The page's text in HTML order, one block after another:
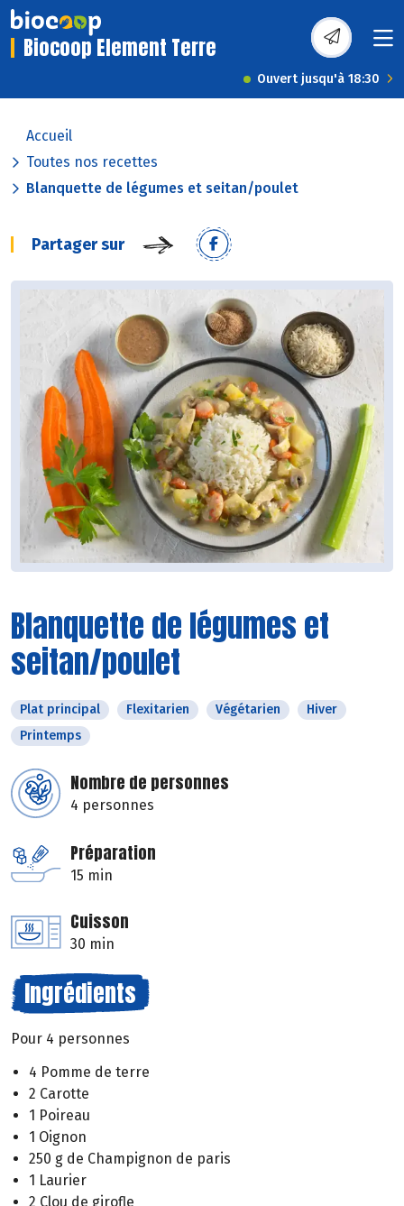
Biocoop Element Terre
Ouvert jusqu'à 18:30
Accueil
Toutes nos recettes
Blanquette de légumes et seitan/poulet
Partager sur
Blanquette de légumes et
seitan/poulet
Plat principal Flexitarien Végétarien
Hiver
Printemps
Nombre de personnes
4 personnes
Préparation
15 min
Cuisson
30 min
Ingrédients
Pour 4 personnes
4 Pomme de terre
2 Carotte
1 Poireau
1 Oignon
250 g de Champignon de paris
1 Laurier
2 Clou de girofle